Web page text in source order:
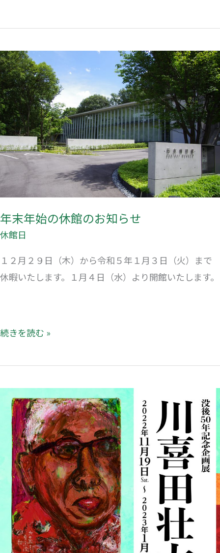
年末年始の休館のお知らせ
休館日
１２月２９日（木）から令和５年１月３日（火）まで
休暇いたします。１月４日（水）より開館いたします。
年
末
年
始
の
休
館
の
ら
せ
続きを読む »
会
の